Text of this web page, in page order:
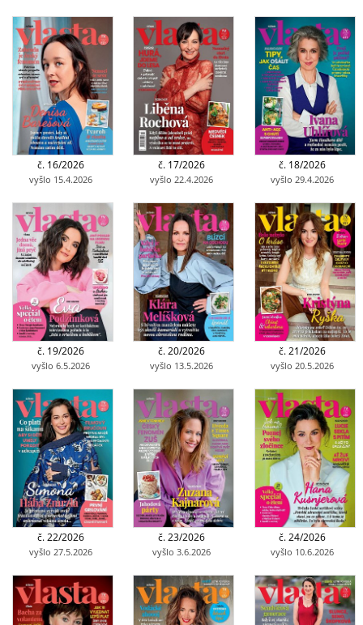
č. 16/2026
vyšlo 15.4.2026
č. 17/2026
vyšlo 22.4.2026
č. 18/2026
vyšlo 29.4.2026
č. 19/2026
vyšlo 6.5.2026
č. 20/2026
vyšlo 13.5.2026
č. 21/2026
vyšlo 20.5.2026
č. 22/2026
vyšlo 27.5.2026
č. 23/2026
vyšlo 3.6.2026
č. 24/2026
vyšlo 10.6.2026